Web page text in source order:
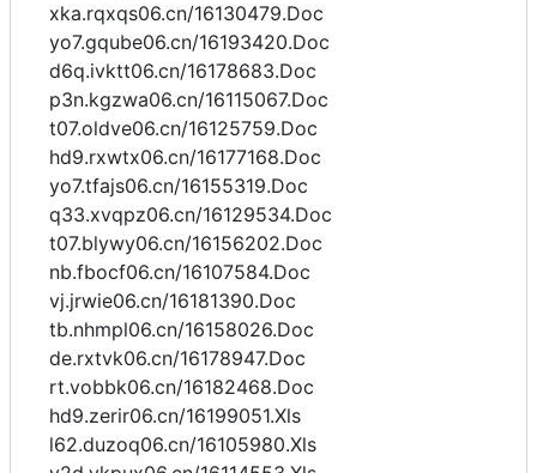
xka.rqxqs06.cn/16130479.Doc
yo7.gqube06.cn/16193420.Doc
d6q.ivktt06.cn/16178683.Doc
p3n.kgzwa06.cn/16115067.Doc
t07.oldve06.cn/16125759.Doc
hd9.rxwtx06.cn/16177168.Doc
yo7.tfajs06.cn/16155319.Doc
q33.xvqpz06.cn/16129534.Doc
t07.blywy06.cn/16156202.Doc
nb.fbocf06.cn/16107584.Doc
vj.jrwie06.cn/16181390.Doc
tb.nhmpl06.cn/16158026.Doc
de.rxtvk06.cn/16178947.Doc
rt.vobbk06.cn/16182468.Doc
hd9.zerir06.cn/16199051.Xls
l62.duzoq06.cn/16105980.Xls